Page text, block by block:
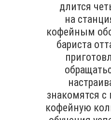
длится
на
кофейным
бариста
знакомятся
кофейную